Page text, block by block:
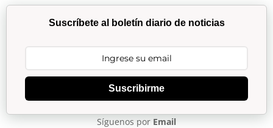
Suscríbete al boletín diario de noticias
Suscribirme
Síguenos por Email